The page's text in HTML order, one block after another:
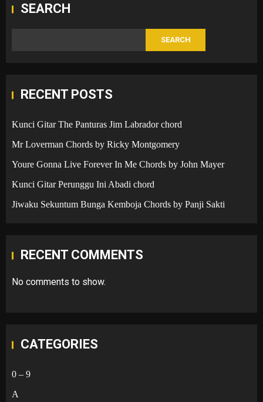
SEARCH
SEARCH
RECENT POSTS
Kunci Gitar The Panturas Jim Labrador chord
Mr Loverman Chords by Ricky Montgomery
Youre Gonna Live Forever In Me Chords by John Mayer
Kunci Gitar Perunggu Ini Abadi chord
Jiwaku Sekuntum Bunga Kemboja Chords by Panji Sakti
RECENT COMMENTS
No comments to show.
CATEGORIES
0 – 9
A